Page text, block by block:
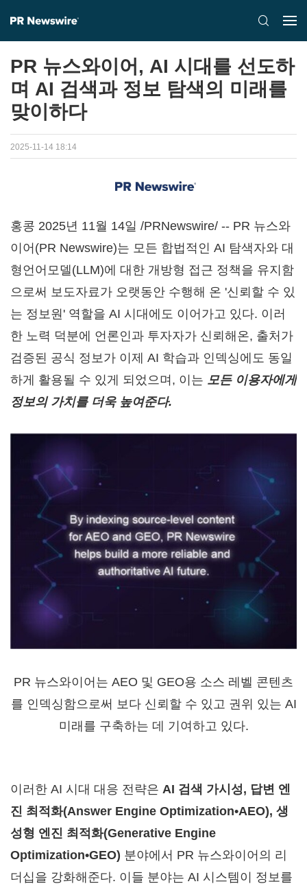
PR 뉴스와이어, AI 시대를 선도하
며 AI 검색과 정보 탐색의 미래를
맞이하다
2025-11-14 18:14
홍콩 2025년 11월 14일 /PRNewswire/ -- PR 뉴스와
이어(PR Newswire)는 모든 합법적인 AI 탐색자와 대
형언어모델(LLM)에 대한 개방형 접근 정책을 유지함
으로써 보도자료가 오랫동안 수행해 온 '신뢰할 수 있
는 정보원' 역할을 AI 시대에도 이어가고 있다. 이러
한 노력 덕분에 언론인과 투자자가 신뢰해온, 출처가
검증된 공식 정보가 이제 AI 학습과 인덱싱에도 동일
하게 활용될 수 있게 되었으며, 이는 모든 이용자에게
정보의 가치를 더욱 높여준다.
PR 뉴스와이어는 AEO 및 GEO용 소스 레벨 콘텐츠
를 인덱싱함으로써 보다 신뢰할 수 있고 권위 있는 AI
미래를 구축하는 데 기여하고 있다.
이러한 AI 시대 대응 전략은 AI 검색 가시성, 답변 엔
진 최적화(Answer Engine Optimization•AEO), 생
성형 엔진 최적화(Generative Engine
Optimization•GEO) 분야에서 PR 뉴스와이어의 리
더십을 강화해준다. 이들 분야는 AI 시스템이 정보를